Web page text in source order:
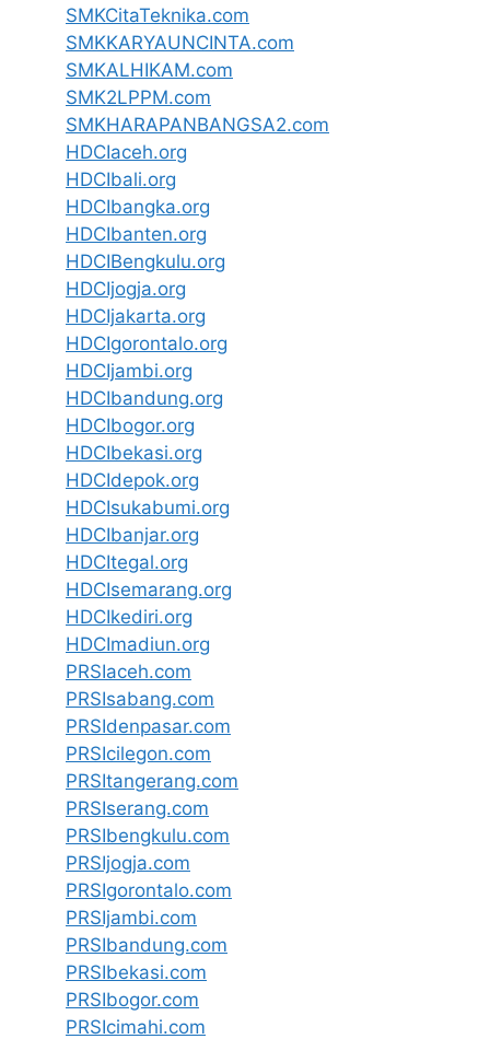
SMKCitaTeknika.com
SMKKARYAUNCINTA.com
SMKALHIKAM.com
SMK2LPPM.com
SMKHARAPANBANGSA2.com
HDCIaceh.org
HDCIbali.org
HDCIbangka.org
HDCIbanten.org
HDCIBengkulu.org
HDCIjogja.org
HDCIjakarta.org
HDCIgorontalo.org
HDCIjambi.org
HDCIbandung.org
HDCIbogor.org
HDCIbekasi.org
HDCIdepok.org
HDCIsukabumi.org
HDCIbanjar.org
HDCItegal.org
HDCIsemarang.org
HDCIkediri.org
HDCImadiun.org
PRSIaceh.com
PRSIsabang.com
PRSIdenpasar.com
PRSIcilegon.com
PRSItangerang.com
PRSIserang.com
PRSIbengkulu.com
PRSIjogja.com
PRSIgorontalo.com
PRSIjambi.com
PRSIbandung.com
PRSIbekasi.com
PRSIbogor.com
PRSIcimahi.com